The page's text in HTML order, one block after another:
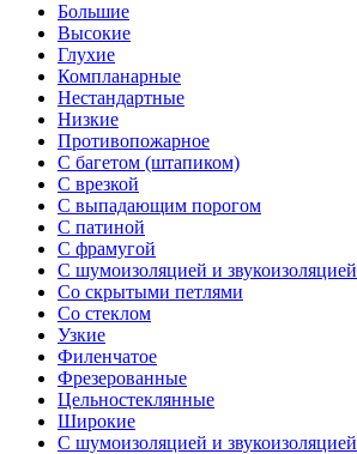
Большие
Высокие
Глухие
Компланарные
Нестандартные
Низкие
Противопожарное
С багетом (штапиком)
С врезкой
С выпадающим порогом
С патиной
С фрамугой
С шумоизоляцией и звукоизоляцией
Со скрытыми петлями
Со стеклом
Узкие
Филенчатое
Фрезерованные
Цельностеклянные
Широкие
С шумоизоляцией и звукоизоляцией